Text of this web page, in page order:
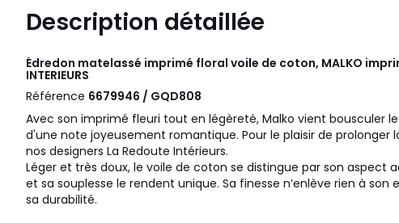
Description détaillée
Édredon matelassé imprimé floral voile de coton, MALKO
INTERIEURS
Référence 6679946 / GQD808
Avec son imprimé fleuri tout en légèreté, Malko vient bousculer
d'une note joyeusement romantique. Pour le plaisir de prolonger
nos designers La Redoute Intérieurs.
Léger et très doux, le voile de coton se distingue par son aspect
et sa souplesse le rendent unique. Sa finesse n’enlève rien à
sa durabilité.